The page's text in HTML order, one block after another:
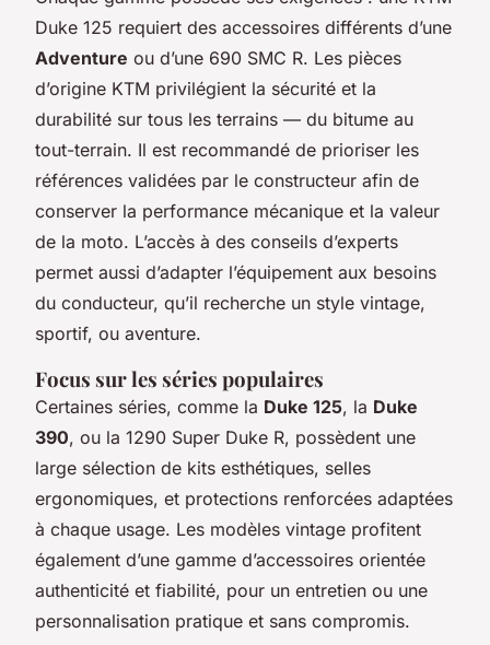
Duke 125 requiert des accessoires différents d’une
Adventure ou d’une 690 SMC R. Les pièces
d’origine KTM privilégient la sécurité et la
durabilité sur tous les terrains — du bitume au
tout-terrain. Il est recommandé de prioriser les
références validées par le constructeur afin de
conserver la performance mécanique et la valeur
de la moto. L’accès à des conseils d’experts
permet aussi d’adapter l’équipement aux besoins
du conducteur, qu’il recherche un style vintage,
sportif, ou aventure.
Focus sur les séries populaires
Certaines séries, comme la Duke 125, la Duke
390, ou la 1290 Super Duke R, possèdent une
large sélection de kits esthétiques, selles
ergonomiques, et protections renforcées adaptées
à chaque usage. Les modèles vintage profitent
également d’une gamme d’accessoires orientée
authenticité et fiabilité, pour un entretien ou une
personnalisation pratique et sans compromis.